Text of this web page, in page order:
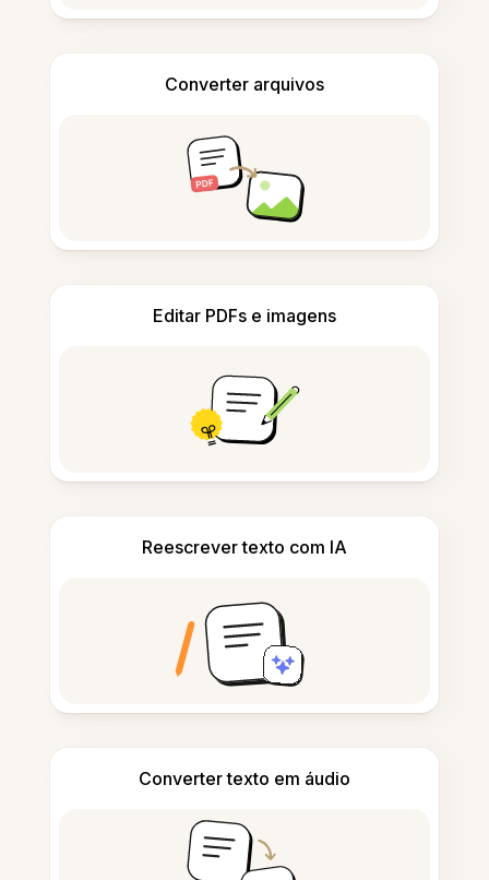
Converter arquivos
Editar PDFs e imagens
Reescrever texto com IA
Converter texto em áudio